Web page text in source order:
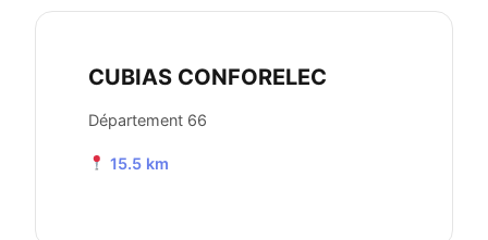
CUBIAS CONFORELEC
Département 66
15.5 km